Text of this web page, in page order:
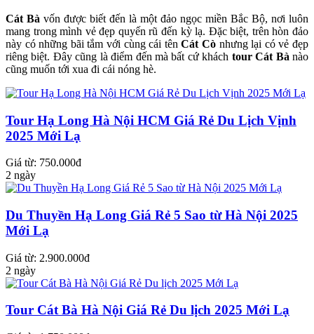
Cát Bà vốn được biết đến là một đảo ngọc miền Bắc Bộ, nơi luôn
mang trong mình vẻ đẹp quyến rũ đến kỳ lạ. Đặc biệt, trên hòn đảo
này có những bãi tắm với cùng cái tênCát Cò nhưng lại có vẻ đẹp
riêng biệt. Đây cũng là điểm đến mà bất cứ khách tour Cát Bà nào
cũng muốn tới xua đi cái nóng hè.
Tour Hạ Long Hà Nội HCM Giá Rẻ Du Lịch Vịnh
2025 Mới Lạ
Giá từ: 750.000đ
2 ngày
Du Thuyền Hạ Long Giá Rẻ 5 Sao từ Hà Nội 2025
Mới Lạ
Giá từ: 2.900.000đ
2 ngày
Tour Cát Bà Hà Nội Giá Rẻ Du lịch 2025 Mới Lạ